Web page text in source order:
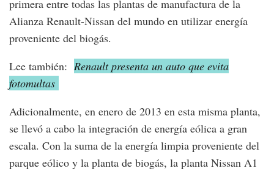
primera entre todas las plantas de manufactura de la
Alianza Renault-Nissan del mundo en utilizar energía
proveniente del biogás.
Lee también: Renault presenta un auto que evita
fotomultas
Adicionalmente, en enero de 2013 en esta misma planta,
se llevó a cabo la integración de energía eólica a gran
escala. Con la suma de la energía limpia proveniente del
parque eólico y la planta de biogás, la planta Nissan A1